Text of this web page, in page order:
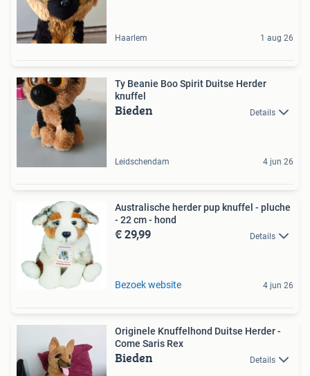
Haarlem 1 aug 26
Ty Beanie Boo Spirit Duitse Herder
knuffel
Bieden Details
Leidschendam 4 jun 26
Australische herder pup knuffel - pluche
- 22 cm - hond
€ 29,99 Details
Bezoek website 4 jun 26
Originele Knuffelhond Duitse Herder -
Come Saris Rex
Bieden Details